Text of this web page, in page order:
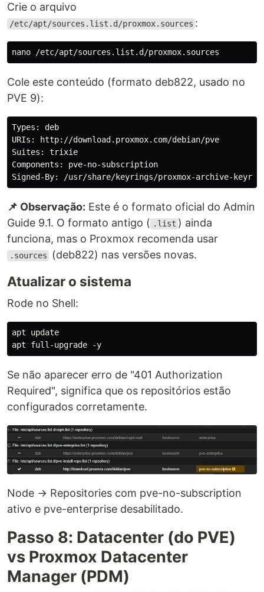
Crie o arquivo
/etc/apt/sources.list.d/proxmox.sources :
Cole este conteúdo (formato deb822, usado no
PVE 9):
Types: deb
URIs: http://download.proxmox.com/debian/pve
Suites: trixie
Components: pve-no-subscription
📌 Observação: Este é o formato oficial do Admin
Guide 9.1. O formato antigo ( .list ) ainda
funciona, mas o Proxmox recomenda usar
.sources (deb822) nas versões novas.
Atualizar o sistema
Rode no Shell:
apt update
Se não aparecer erro de "401 Authorization
Required", significa que os repositórios estão
configurados corretamente.
Node → Repositories com pve-no-subscription
ativo e pve-enterprise desabilitado.
Passo 8: Datacenter (do PVE)
vs Proxmox Datacenter
Manager (PDM)